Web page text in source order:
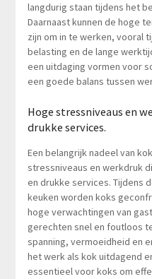
langdurig staan tijdens het
Daarnaast kunnen de hoge
zijn om in te werken, vooral
belasting en de lange
een uitdaging vormen voor
een goede balans tussen
Hoge stressniveaus en
drukke services.
Een belangrijk nadeel van
stressniveaus en werkdruk
en drukke services. Tijdens
keuken worden koks
hoge verwachtingen van
gerechten snel en foutloos
spanning, vermoeidheid en
het werk als kok uitdagend
essentieel voor koks om